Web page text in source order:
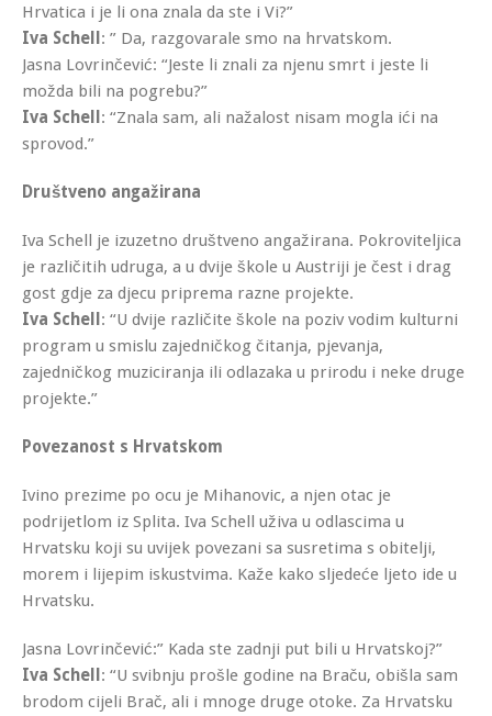
Hrvatica i je li ona znala da ste i Vi?”
Iva Schell : ” Da, razgovarale smo na hrvatskom.
Jasna Lovrinčević: “Jeste li znali za njenu smrt i jeste li
možda bili na pogrebu?”
Iva Schell : “Znala sam, ali nažalost nisam mogla ići na
sprovod.”
Društveno angažirana
Iva Schell je izuzetno društveno angažirana. Pokroviteljica
je različitih udruga, a u dvije škole u Austriji je čest i drag
gost gdje za djecu priprema razne projekte.
Iva Schell : “U dvije različite škole na poziv vodim kulturni
program u smislu zajedničkog čitanja, pjevanja,
zajedničkog muziciranja ili odlazaka u prirodu i neke druge
projekte.”
Povezanost s Hrvatskom
Ivino prezime po ocu je Mihanovic, a njen otac je
podrijetlom iz Splita. Iva Schell uživa u odlascima u
Hrvatsku koji su uvijek povezani sa susretima s obitelji,
morem i lijepim iskustvima. Kaže kako sljedeće ljeto ide u
Hrvatsku.
Jasna Lovrinčević:” Kada ste zadnji put bili u Hrvatskoj?”
Iva Schell : “U svibnju prošle godine na Braču, obišla sam
brodom cijeli Brač, ali i mnoge druge otoke. Za Hrvatsku